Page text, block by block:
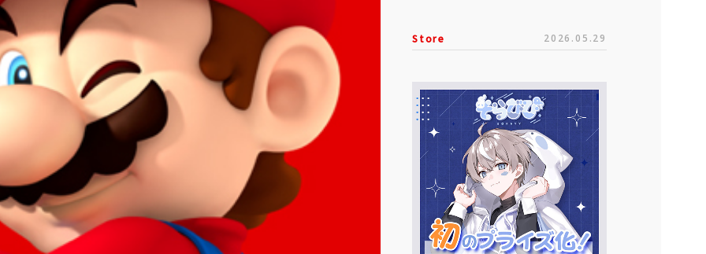
Store 2026.05.29